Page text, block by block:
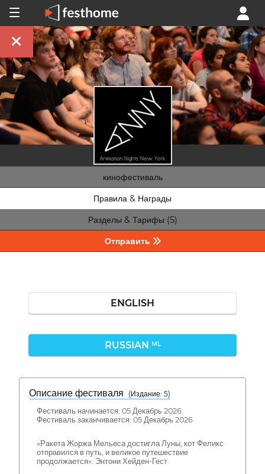
кинофестиваль
Правила & Награды
Разделы & Тарифы (5)
Отправить
ENGLISH
RUSSIAN ML
Описание фестиваля
( Издание: 5)
Фестиваль начинается: 05 Декабрь 2026
Фестиваль заканчивается: 05 Декабрь 2026
«Ракета Жоржа Мельеса достигла Луны, кот Феликс
отправился в путь, и великое путешествие
продолжается». Энтони Хейден-Гест